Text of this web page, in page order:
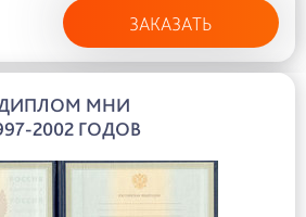
ЗАКАЗАТЬ
МНИ
2002 ГОДОВ